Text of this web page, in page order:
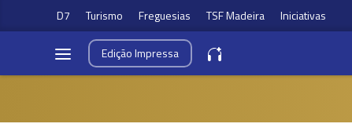
D7 Turismo Freguesias TSF Madeira Iniciativas
EdiçãoImpressa